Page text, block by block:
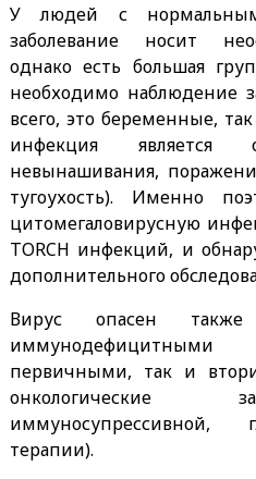
У людей с
заболевание носит
однако есть большая
необходимо наблюдение
всего, это беременные,
инфекция
невынашивания,
тугоухость). Именно
цитомегаловирусную
TORCH инфекций, и
дополнительного
Вирус опасен
первичными, так и
онкологические
иммуносупрессивной,
терапии).